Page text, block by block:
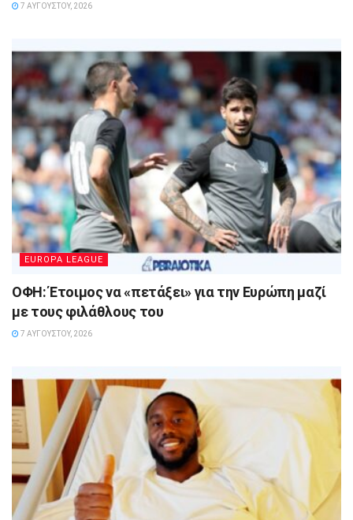
7 ΑΥΓΟΎΣΤΟΥ, 2026
EUROPA LEAGUE
ΟΦΗ: Έτοιμος να «πετάξει» για την Ευρώπη μαζί
με τους φιλάθλους του
7 ΑΥΓΟΎΣΤΟΥ, 2026